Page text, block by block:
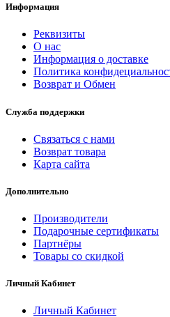
Информация
Реквизиты
О нас
Информация о доставке
Политика
Возврат и Обмен
Служба поддержки
Связаться с нами
Возврат товара
Карта сайта
Дополнительно
Производители
Подарочные сертификаты
Партнёры
Товары со скидкой
Личный Кабинет
Личный Кабинет